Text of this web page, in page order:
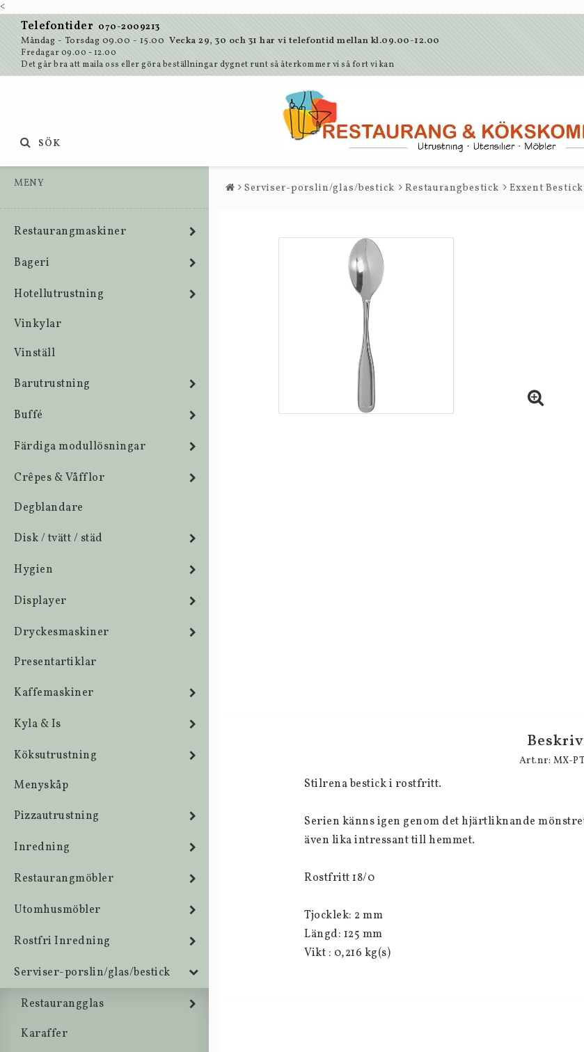
<
Telefontider 070-2009213
Måndag - Torsdag 09.00 - 15.00 Vecka 29, 30 och 31 har vi telefontid mellan kl.09.00-12.00
Fredagar 09.00 - 12.00
Det går bra att maila oss eller göra beställningar dygnet runt så återkommer vi så fort vi kan
SÖK
MENY
Restaurangmaskiner
Bageri
Hotellutrustning
Vinkylar
Vinställ
Barutrustning
Buffé
Färdiga modullösningar
Crêpes & Våfflor
Degblandare
Disk / tvätt / städ
Hygien
Displayer
Dryckesmaskiner
Presentartiklar
Kaffemaskiner
Kyla & Is
Köksutrustning
Menyskåp
Pizzautrustning
Inredning
Restaurangmöbler
Utomhusmöbler
Rostfri Inredning
Serviser-porslin/glas/bestick
Restaurangglas
Karaffer
Serviser-porslin/glas/bestick Restaurangbestick Exxent Bestick
Art.nr: MX-
Stilrena bestick i rostfritt.
Serien känns igen genom det hjärtliknande
även lika intressant till hemmet.
Rostfritt 18/0
Tjocklek: 2 mm
Längd: 125 mm
Vikt : 0,216 kg(s)